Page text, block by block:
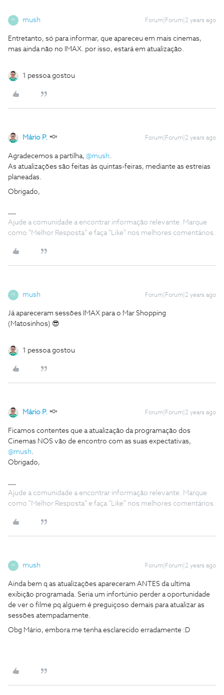
M mush Forum|Forum|2 years ago
Entretanto, só para informar, que apareceu em mais cinemas,
mas ainda não no IMAX. por isso, estará em atualização.
1 pessoa gostou
Mário P. Forum|Forum|2 years ago
Agradecemos a partilha, @mush.
As atualizações são feitas às quintas-feiras, mediante as estreias
planeadas.
Obrigado,
Ajude a comunidade a encontrar informação relevante. Marque
como "Melhor Resposta" e faça "Like" nos melhores comentários.
M mush Forum|Forum|2 years ago
Já apareceram sessões IMAX para o Mar Shopping
(Matosinhos) 😎
1 pessoa gostou
Mário P. Forum|Forum|2 years ago
Ficamos contentes que a atualização da programação dos
Cinemas NOS vão de encontro com as suas expectativas,
@mush.
Obrigado,
Ajude a comunidade a encontrar informação relevante. Marque
como "Melhor Resposta" e faça "Like" nos melhores comentários.
M mush Forum|Forum|2 years ago
Ainda bem q as atualizações apareceram ANTES da ultima
exibição programada. Seria um infortúnio perder a oportunidade
de ver o filme pq alguem é preguiçoso demais para atualizar as
sessões atempadamente.
Obg Mário, embora me tenha esclarecido erradamente :D